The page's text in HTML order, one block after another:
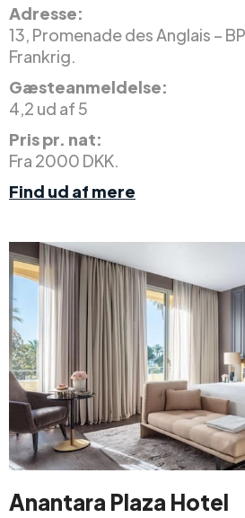
Adresse:
13, Promenade des Anglais –
Frankrig.
Gæsteanmeldelse:
4,2 ud af 5
Pris pr. nat:
Fra 2000 DKK.
Find ud af mere
Anantara Plaza Hotel